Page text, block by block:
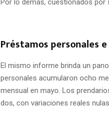
Por lo demás, cuestionados por
Préstamos personales
El mismo informe brinda un
personales acumularon ocho
mensual en mayo. Los
dos, con variaciones reales